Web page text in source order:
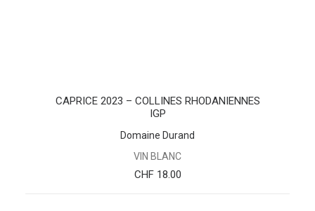
CAPRICE 2023 – COLLINES RHODANIENNES
IGP
Domaine Durand
VIN BLANC
CHF18.00